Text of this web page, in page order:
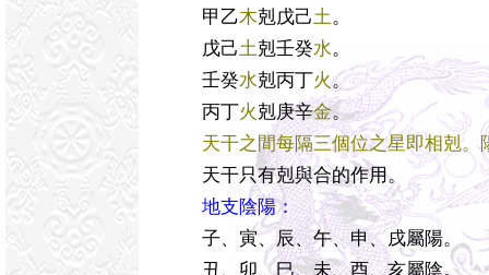
甲乙木剋戊己土。
戊己土剋壬癸水。
壬癸水剋丙丁火。
丙丁火剋庚辛金。
天干之間每隔三個位之星即相剋。
天干只有剋與合的作用。
地支陰陽：
子、寅、辰、午、申、戌屬陽。
丑、卯、巳、未、酉、亥屬陰。